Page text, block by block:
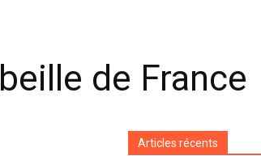
de France
Articles récents